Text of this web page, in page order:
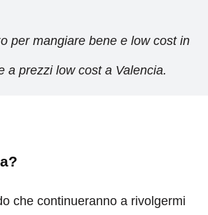
per mangiare bene e low cost in
a prezzi low cost a Valencia.
che continueranno a rivolgermi